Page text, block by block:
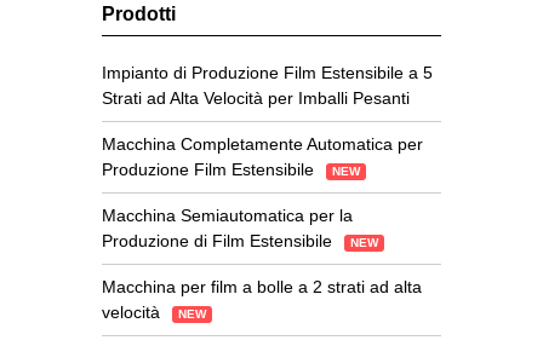
Prodotti
Impianto di Produzione Film Estensibile a 5
Strati ad Alta Velocità per Imballi Pesanti
Macchina Completamente Automatica per
Produzione Film Estensibile
NEW
Macchina Semiautomatica per la
Produzione di Film Estensibile
NEW
Macchina per film a bolle a 2 strati ad alta
velocità
NEW